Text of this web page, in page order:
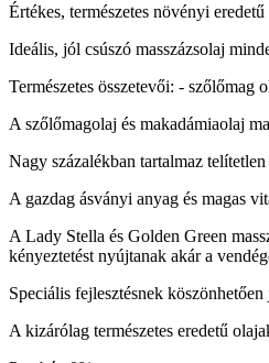
Értékes, természetes növényi
Ideális, jól csúszó masszázsolaj
Természetes összetevői: -
A szőlőmagolaj és makadámiaolaj
Nagy százalékban tartalmaz
A gazdag ásványi anyag és magas
A Lady Stella és Golden Green
kényeztetést nyújtanak akár a
Speciális fejlesztésnek
A kizárólag természetes eredetű